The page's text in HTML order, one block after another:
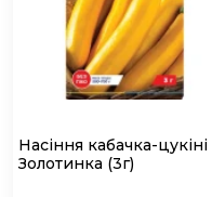
Насіння кабачка-цукіні
Золотинка (3г)